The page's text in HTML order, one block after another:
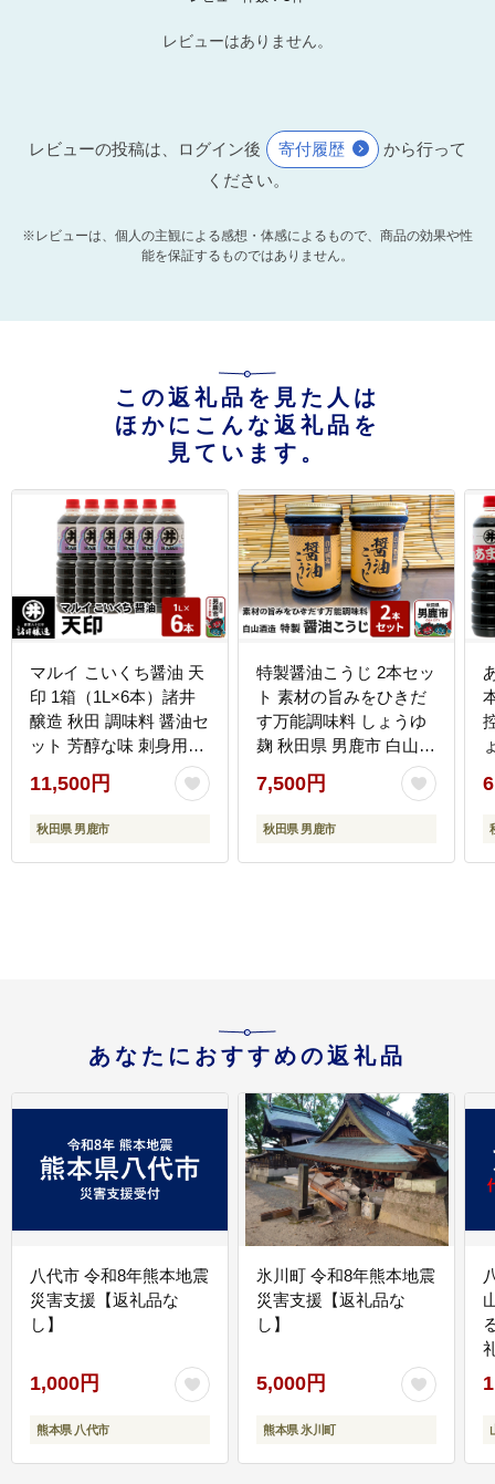
レビューはありません。
レビューの投稿は、ログイン後 寄付履歴
から行って
ください。
※レビューは、個人の主観による感想・体感によるもので、商品の効果や性
能を保証するものではありません。
この返礼品を見た人は
ほかにこんな返礼品を
見ています。
マルイ こいくち醤油 天
印 1箱（1L×6本）諸井
醸造 秋田 調味料 醤油セ
ット 芳醇な味 刺身用醤
油 [刺身醤油 高級割烹風
味 料理 調理 和食 味付
け]
11,500円
秋田県 男鹿市
特製醤油こうじ 2本セッ
ト 素材の旨みをひきだ
す万能調味料 しょうゆ
麹 秋田県 男鹿市 白山酒
7,500円
秋田県 男鹿市
あなたにおすすめの返礼品
八代市 令和8年熊本地震
災害支援【返礼品な
し】
1,000円
熊本県 八代市
氷川町 令和8年熊本地震
災害支援【返礼品な
し】
5,000円
熊本県 氷川町